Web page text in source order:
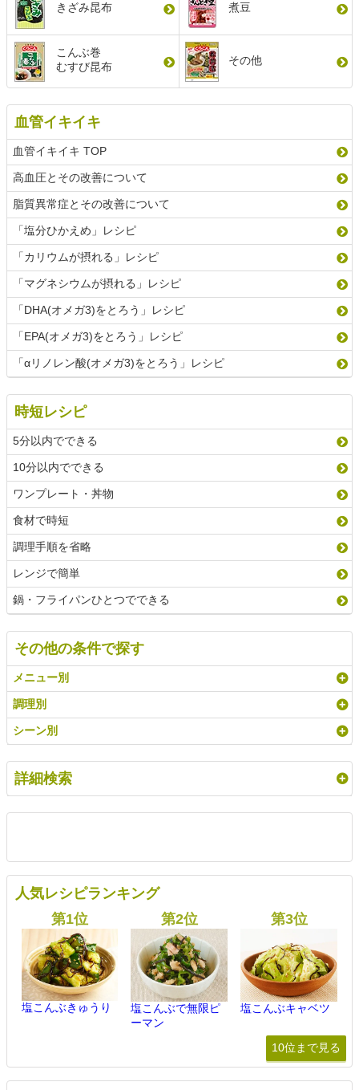
きざみ昆布 煮豆
こんぶ巻
むすび昆布
その他
血管イキイキ
血管イキイキ TOP
高血圧とその改善について
脂質異常症とその改善について
「塩分ひかえめ」レシピ
「カリウムが摂れる」レシピ
「マグネシウムが摂れる」レシピ
「DHA(オメガ3)をとろう」レシピ
「EPA(オメガ3)をとろう」レシピ
「αリノレン酸(オメガ3)をとろう」レシピ
時短レシピ
5分以内でできる
10分以内でできる
ワンプレート・丼物
食材で時短
調理手順を省略
レンジで簡単
鍋・フライパンひとつでできる
その他の条件で探す
メニュー別
調理別
シーン別
詳細検索
人気レシピランキング
塩こんぶきゅうり
塩こんぶで無限ピ
ーマン
塩こんぶキャベツ
10位まで見る